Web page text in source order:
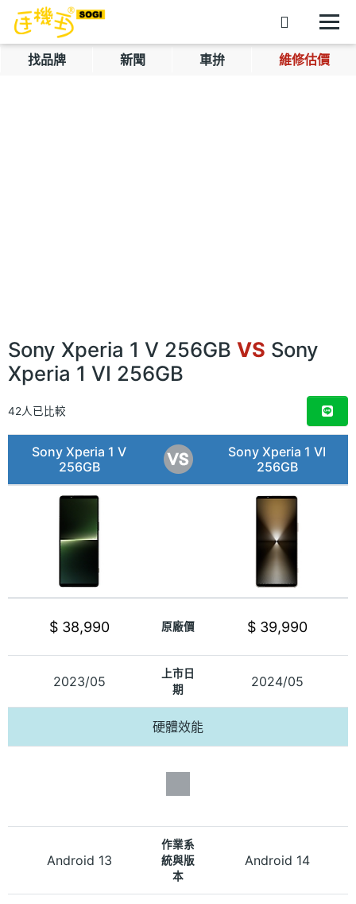
找品牌 新聞 車拚 維修估價
Sony Xperia 1 V 256GB VS Sony
Xperia 1 VI 256GB
42人已比較
Sony Xperia 1 V
256GB
Sony Xperia 1 VI
256GB
$ 38,990 原廠價 $ 39,990
2023/05
上市日
期
2024/05
硬體效能
Android 13
作業系
統與版
本
Android 14